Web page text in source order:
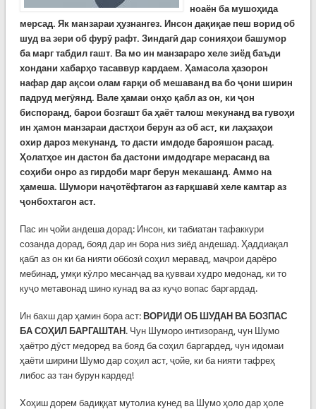
ноаён ба мушоҳида
мерсад. Як манзараи ҳузнангез. Инсон дақиқае пеш ворид об
шуд ва зери об фурӯ рафт. Зиндагӣ дар сонияҳои башумор
ба марг табдил гашт. Ва мо ин манзараро хеле зиёд баъди
хондани хабарҳо тасаввур кардаем. Ҳамасола ҳазорон
нафар дар ақсои олам ғарқи об мешаванд ва бо ҷони ширин
падруд мегӯянд. Вале ҳамаи онҳо қабл аз он, ки ҷон
биспоранд, барои бозгашт ба ҳаёт талош мекунанд ва гувоҳи
ин ҳамон манзараи дастҳои берун аз об аст, ки лаҳзаҳои
охир дароз мекунанд, то дасти имдоде барояшон расад.
Ҳолатҳое ин дастон ба дастони имдодгаре мерасанд ва
соҳиби онро аз гирдоби марг берун мекашанд. Аммо на
ҳамеша. Шумори наҷотёфтагон аз ғарқшавӣ хеле камтар аз
ҷонбохтагон аст.
Пас ин ҷойи андеша дорад: Инсон, ки табиатан тафаккури
созанда дорад, бояд дар ин бора низ зиёд андешад. Ҳаддиақал
қабл аз он ки ба нияти оббозӣ соҳил меравад, маҷрои дарёро
мебинад, умқи кӯлро месанҷад ва қувваи худро медонад, ки то
куҷо метавонад шино кунад ва аз куҷо вопас баргардад.
Ин бахш дар ҳамин бора аст: ВОРИДИ ОБ ШУДАН ВА БОЗПАС
БА СОҲИЛ БАРГАШТАН . Чун Шуморо интизоранд, чун Шумо
ҳаётро дӯст медоред ва бояд ба соҳил баргардед, чун идомаи
ҳаёти ширини Шумо дар соҳил аст, ҷойе, ки ба нияти тафреҳ
либос аз тан бурун кардед!
Хоҳиш дорем бадиққат мутолиа кунед ва Шумо ҳоло дар ҳоле